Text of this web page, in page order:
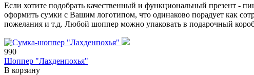
Если хотите подобрать качественный и функциональный презент -
оформить сумки с Вашим логотипом, что одинаково порадует как
пожелания и т.д. Любой шоппер можно упаковать в подарочный
990
Шоппер "Лахденпохья"
В корзину